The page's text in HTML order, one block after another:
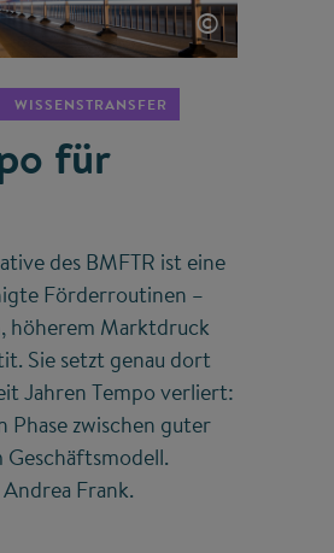
©
WISSENSTRANSFER
für
des BMFTR ist eine
Förderroutinen –
höherem Marktdruck
Sie setzt genau dort
Jahren Tempo verliert:
Phase zwischen guter
Geschäftsmodell.
Frank.